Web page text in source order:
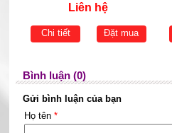
Liên hệ
Chi tiết Đặt mua
Bình luận (0)
Gửi bình luận của bạn
Họ tên *